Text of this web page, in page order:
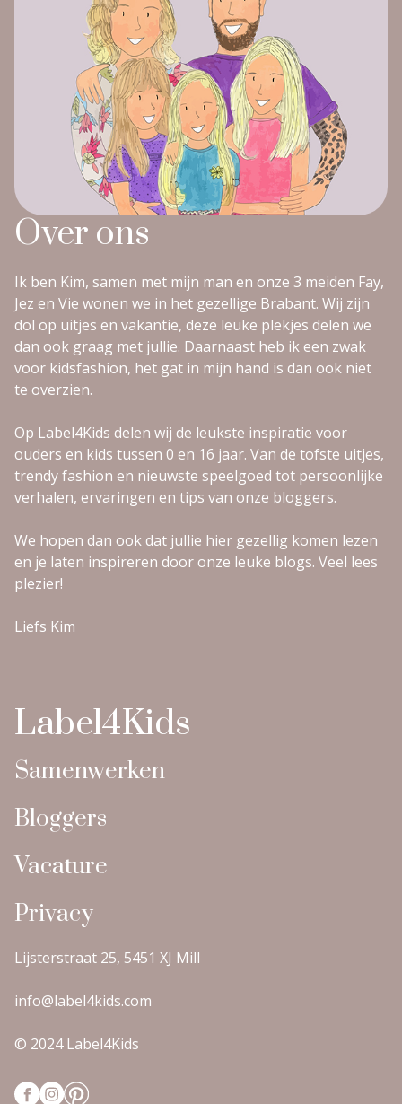
Over ons
Ik ben Kim, samen met mijn man en onze 3 meiden Fay,
Jez en Vie wonen we in het gezellige Brabant. Wij zijn
dol op uitjes en vakantie, deze leuke plekjes delen we
dan ook graag met jullie. Daarnaast heb ik een zwak
voor kidsfashion, het gat in mijn hand is dan ook niet
te overzien.
Op Label4Kids delen wij de leukste inspiratie voor
ouders en kids tussen 0 en 16 jaar. Van de tofste uitjes,
trendy fashion en nieuwste speelgoed tot persoonlijke
verhalen, ervaringen en tips van onze bloggers.
We hopen dan ook dat jullie hier gezellig komen lezen
en je laten inspireren door onze leuke blogs. Veel lees
plezier!
Liefs Kim
Label4Kids
Samenwerken
Bloggers
Vacature
Privacy
Lijsterstraat 25, 5451 XJ Mill
info@label4kids.com
© 2024 Label4Kids